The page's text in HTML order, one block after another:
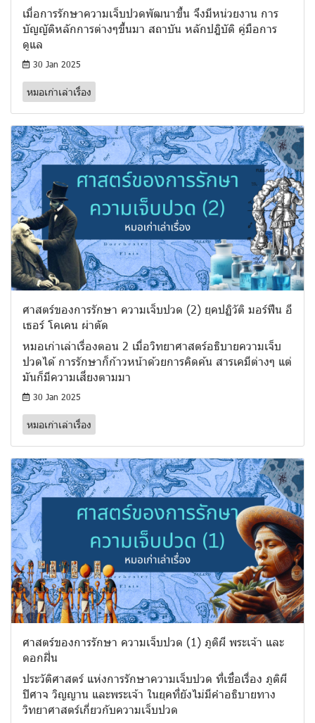
เมื่อการรักษาความเจ็บปวดพัฒนาขึ้น จึงมีหน่วยงาน การ
บัญญัติหลักการต่างๆขึ้นมา สถาบัน หลักปฎิบัติ คู่มือการ
ดูแล
30 Jan 2025
หมอเก่าเล่าเรื่อง
ศาสตร์ของการรักษา ความเจ็บปวด (2) ยุคปฏิวัติ มอร์ฟีน อี
เธอร์ โคเคน ผ่าตัด
หมอเก่าเล่าเรื่องตอน 2 เมื่อวิทยาศาสตร์อธิบายความเจ็บ
ปวดได้ การรักษาก็ก้าวหน้าด้วยการคิดค้น สารเคมีต่างๆ แต่
มันก็มีความเสี่ยงตามมา
30 Jan 2025
หมอเก่าเล่าเรื่อง
ศาสตร์ของการรักษา ความเจ็บปวด (1) ภูติผี พระเจ้า และ
ดอกฝิ่น
ประวัติศาสตร์ แห่งการรักษาความเจ็บปวด ที่เชื่อเรื่อง ภูติผี
ปิศาจ วิญญาน และพระเจ้า ในยุคที่ยังไม่มีคำอธิบายทาง
วิทยาศาสตร์เกี่ยวกับความเจ็บปวด